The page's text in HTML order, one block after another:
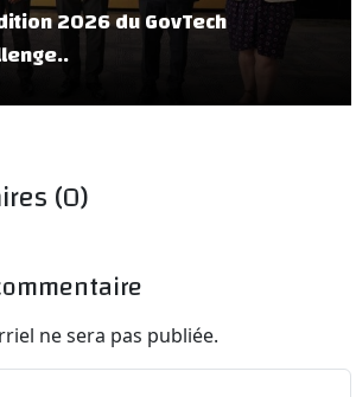
2026 du GovTech
(0)
ne sera pas publiée.